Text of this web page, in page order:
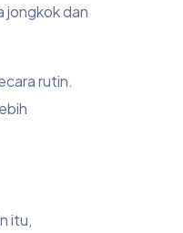
jongkok dan
rutin.
itu,